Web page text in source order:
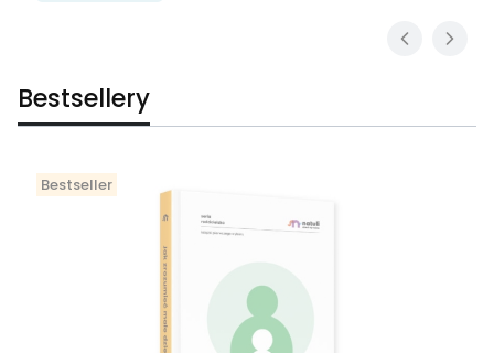
Bestsellery
Bestseller